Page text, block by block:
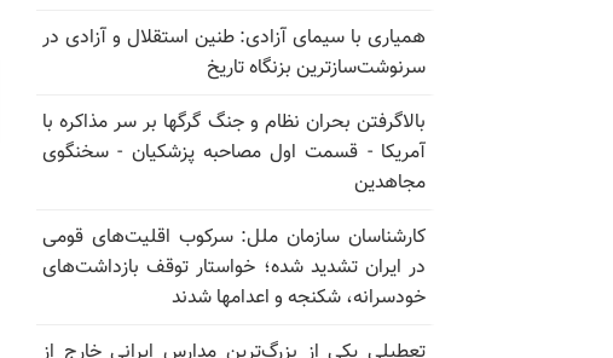
همیاری با سیمای آزادی: طنین استقلال و آزادی در
سرنوشت‌سازترین بزنگاه تاریخ
بالا‌گرفتن بحران نظام و جنگ گرگها بر سر مذاکره با
آمریکا - قسمت اول مصاحبه پزشکیان - سخنگوی
مجاهدین
کارشناسان سازمان ملل: سرکوب اقلیت‌های قومی
در ایران تشدید شده؛ خواستار توقف بازداشت‌های
خودسرانه، شکنجه و اعدامها شدند